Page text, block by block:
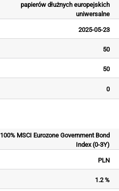
papierów dłużnych europejskich
uniwersalne
2025-05-23
50
50
0
100% MSCI Eurozone Government Bond
Index (0-3Y)
PLN
1.2 %